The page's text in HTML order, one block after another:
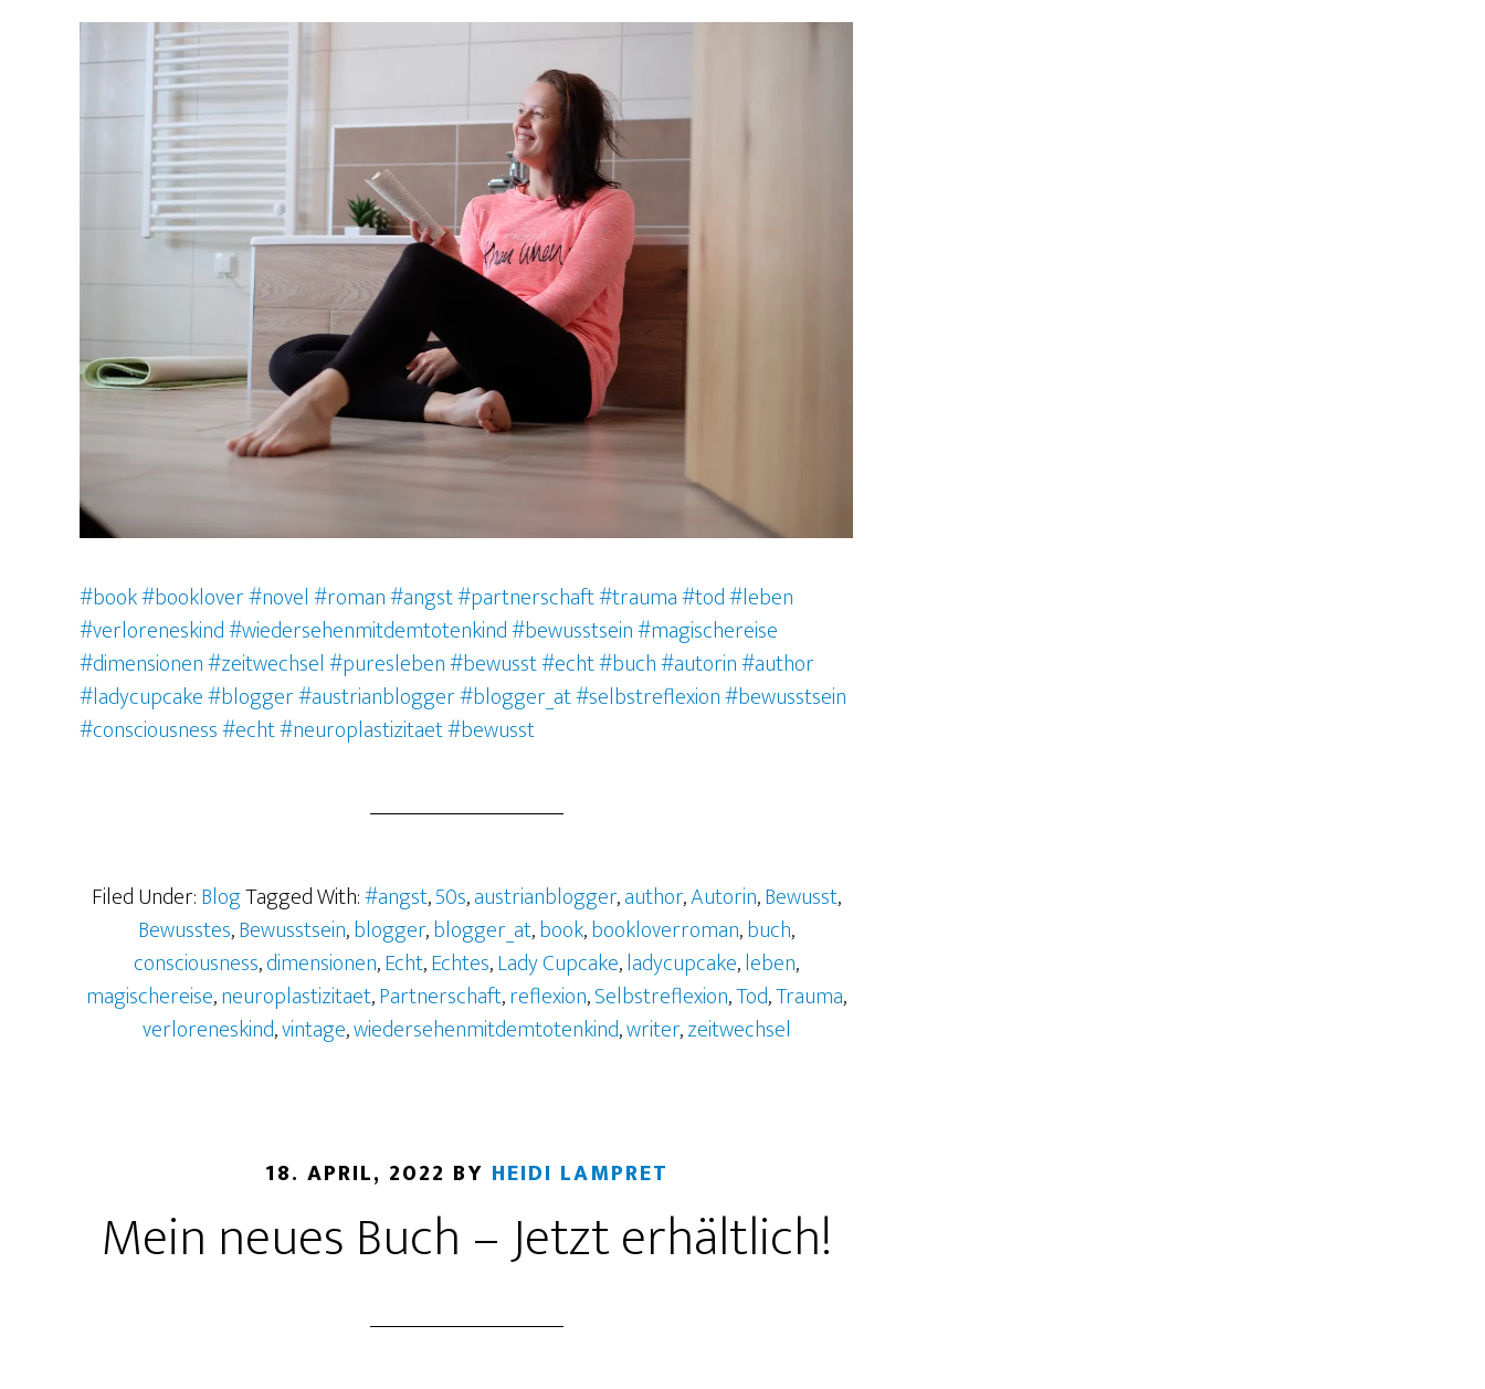
#book#booklover#novel#roman#angst #partnerschaft #trauma #tod #leben
#verloreneskind #wiedersehenmitdemtotenkind #bewusstsein #magischereise
#dimensionen #zeitwechsel #puresleben #bewusst #echt#buch#autorin#author
#ladycupcake#blogger#austrianblogger#blogger_at#selbstreflexion#bewusstsein
#consciousness#echt#neuroplastizitaet #bewusst
Filed Under:BlogTagged With:#angst,50s,austrianblogger,author,Autorin,Bewusst,
Bewusstes,Bewusstsein,blogger,blogger_at,book,bookloverroman,buch,
consciousness,dimensionen,Echt,Echtes,Lady Cupcake,ladycupcake,leben,
magischereise,neuroplastizitaet,Partnerschaft,reflexion,Selbstreflexion,Tod,Trauma,
verloreneskind,vintage,wiedersehenmitdemtotenkind,writer,zeitwechsel
18. APRIL, 2022 BY HEIDI LAMPRET
Mein neues Buch – Jetzt erhältlich!